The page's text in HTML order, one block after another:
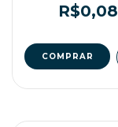
R$0,08